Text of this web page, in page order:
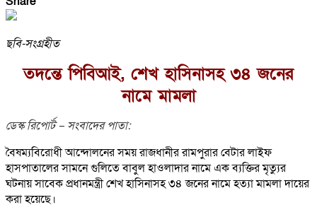
ছবি-সংগ্রহীত
তদন্তে পিবিআই, শেখ হাসিনাসহ ৩৪ জনের
নামে মামলা
ডেস্ক রিপোর্ট – সংবাদের পাতা:
বৈষম্যবিরোধী আন্দোলনের সময় রাজধানীর রামপুরার বেটার লাইফ
হাসপাতালের সামনে গুলিতে বাবুল হাওলাদার নামে এক ব্যক্তির মৃত্যুর
ঘটনায় সাবেক প্রধানমন্ত্রী শেখ হাসিনাসহ ৩৪ জনের নামে হত্যা মামলা দায়ের
করা হয়েছে।